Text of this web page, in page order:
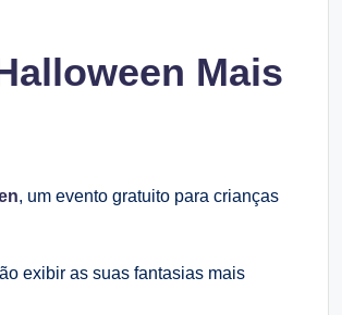
Mais
, um evento gratuito para crianças
exibir as suas fantasias mais